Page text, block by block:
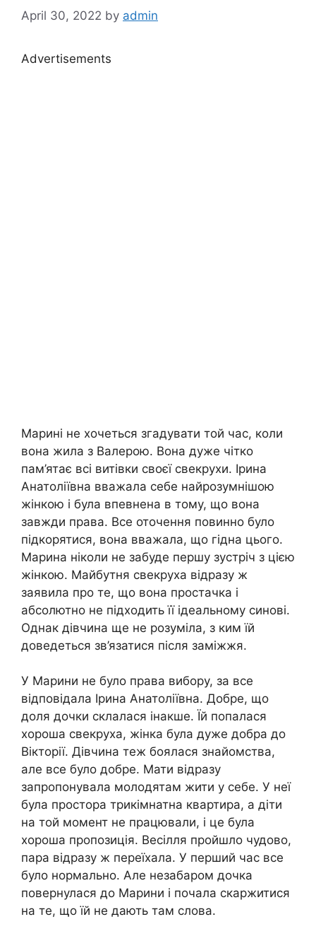
April 30, 2022 by admin
Advertisements
Марині не хочеться згадувати той час, коли
вона жила з Валерою. Вона дуже чітко
пам’ятає всі витівки своєї свекрухи. Ірина
Анатоліївна вважала себе найрозумнішою
жінкою і була впевнена в тому, що вона
завжди права. Все оточення повинно було
підкорятися, вона вважала, що гідна цього.
Марина ніколи не забуде першу зустріч з цією
жінкою. Майбутня свекруха відразу ж
заявила про те, що вона простачка і
абсолютно не підходить її ідеальному синові.
Однак дівчина ще не розуміла, з ким їй
доведеться зв’язатися після заміжжя.
У Марини не було права вибору, за все
відповідала Ірина Анатоліївна. Добре, що
доля дочки склалася інакше. Їй попалася
хороша свекруха, жінка була дуже добра до
Вікторії. Дівчина теж боялася знайомства,
але все було добре. Мати відразу
запропонувала молодятам жити у себе. У неї
була простора трикімнатна квартира, а діти
на той момент не працювали, і це була
хороша пропозиція. Весілля пройшло чудово,
пара відразу ж переїхала. У перший час все
було нормально. Але незабаром дочка
повернулася до Марини і почала скаржитися
на те, що їй не дають там слова.